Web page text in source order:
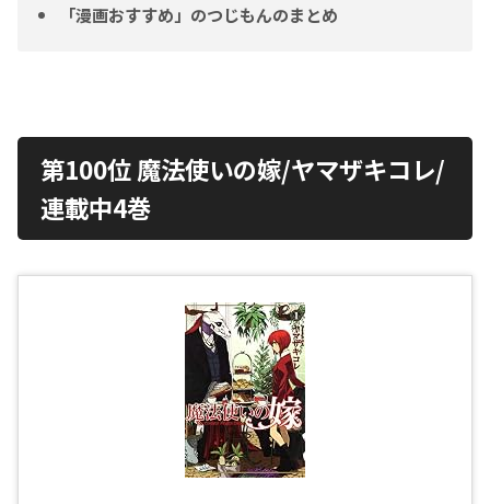
「漫画おすすめ」のつじもんのまとめ
第100位 魔法使いの嫁/ヤマザキコレ/
連載中4巻